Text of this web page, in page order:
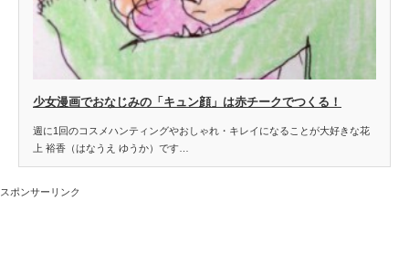
少女漫画でおなじみの「キュン顔」は赤チークでつくる！
週に1回のコスメハンティングやおしゃれ・キレイになることが大好きな花
上 裕香（はなうえ ゆうか）です…
スポンサーリンク